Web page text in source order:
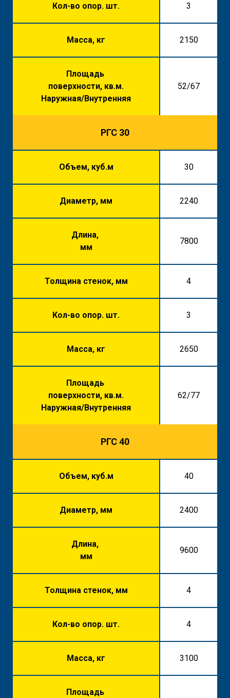
Кол-во опор. шт. 3
Масса, кг 2150
Площадь
поверхности, кв.м.
Наружная/Внутренняя
52/67
РГС 30
Объем, куб.м 30
Диаметр, мм 2240
Длина,
мм
7800
Толщина стенок, мм 4
Кол-во опор. шт. 3
Масса, кг 2650
Площадь
поверхности, кв.м.
Наружная/Внутренняя
62/77
РГС 40
Объем, куб.м 40
Диаметр, мм 2400
Длина,
мм
9600
Толщина стенок, мм 4
Кол-во опор. шт. 4
Масса, кг 3100
Площадь